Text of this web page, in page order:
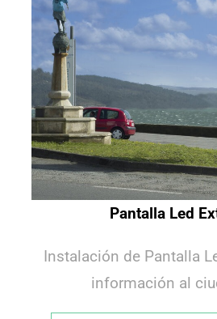
Pantalla Led
Instalación de Pantalla
información al